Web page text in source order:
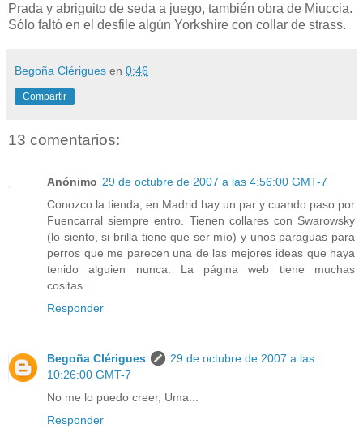
Prada y abriguito de seda a juego, también obra de Miuccia.
Sólo faltó en el desfile algún Yorkshire con collar de strass.
Begoña Clérigues en 0:46
Compartir
13 comentarios:
Anónimo 29 de octubre de 2007 a las 4:56:00 GMT-7
Conozco la tienda, en Madrid hay un par y cuando paso por
Fuencarral siempre entro. Tienen collares con Swarowsky
(lo siento, si brilla tiene que ser mío) y unos paraguas para
perros que me parecen una de las mejores ideas que haya
tenido alguien nunca. La página web tiene muchas
cositas...
Responder
Begoña Clérigues
29 de octubre de 2007 a las
10:26:00 GMT-7
No me lo puedo creer, Uma...
Responder